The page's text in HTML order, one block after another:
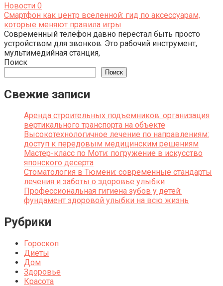
Новости 0
Смартфон как центр вселенной: гид по аксессуарам,
которые меняют правила игры
Современный телефон давно перестал быть просто
устройством для звонков. Это рабочий инструмент,
мультимедийная станция,
Поиск
Поиск
Свежие записи
Аренда строительных подъемников: организация
вертикального транспорта на объекте
Высокотехнологичное лечение по направлениям:
доступ к передовым медицинским решениям
Мастер-класс по Моти: погружение в искусство
японского десерта
Стоматология в Тюмени: современные стандарты
лечения и заботы о здоровье улыбки
Профессиональная гигиена зубов у детей:
фундамент здоровой улыбки на всю жизнь
Рубрики
Гороскоп
Диеты
Дом
Здоровье
Красота